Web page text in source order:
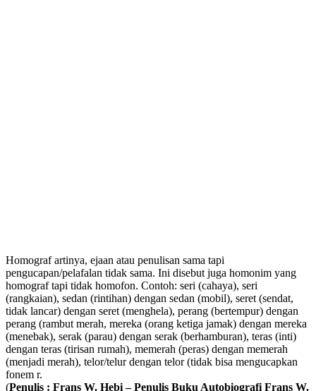
Homograf artinya, ejaan atau penulisan sama tapi
pengucapan/pelafalan tidak sama. Ini disebut juga homonim yang
homograf tapi tidak homofon. Contoh: seri (cahaya), seri
(rangkaian), sedan (rintihan) dengan sedan (mobil), seret (sendat,
tidak lancar) dengan seret (menghela), perang (bertempur) dengan
perang (rambut merah, mereka (orang ketiga jamak) dengan mereka
(menebak), serak (parau) dengan serak (berhamburan), teras (inti)
dengan teras (tirisan rumah), memerah (peras) dengan memerah
(menjadi merah), telor/telur dengan telor (tidak bisa mengucapkan
fonem r.
(Penulis : Frans W. Hebi – Penulis Buku Autobiografi Frans W.